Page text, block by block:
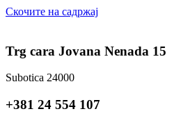
Скочите на садржај
Trg cara Jovana Nenada 15
Subotica 24000
+381 24 554 107